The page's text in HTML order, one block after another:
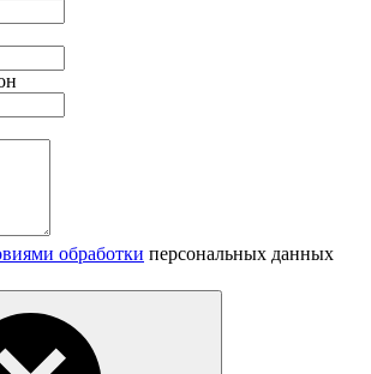
обработки персональных данных